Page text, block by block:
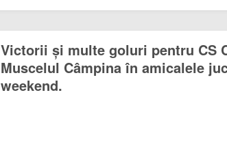
Victorii și multe goluri pentru CS
Muscelul Câmpina în amicalele
weekend.